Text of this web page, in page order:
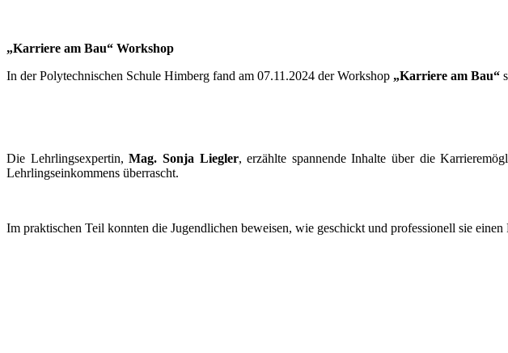
„Karriere am Bau“ Workshop
In der Polytechnischen Schule Himberg fand am 07.11.2024 der Workshop „Karriere am Bau“
Die Lehrlingsexpertin,Mag. Sonja Liegler, erzählte spannende Inhalte über die
Lehrlingseinkommens überrascht.
Im praktischen Teil konnten die Jugendlichen beweisen, wie geschickt und professionell sie